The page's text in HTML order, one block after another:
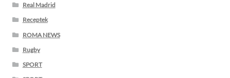
Real Madrid
Receptek
ROMA NEWS
Rugby
SPORT